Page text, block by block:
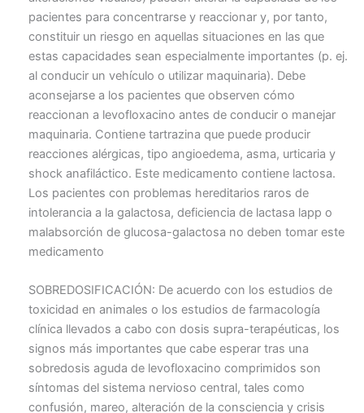
pacientes para concentrarse y reaccionar y, por tanto,
constituir un riesgo en aquellas situaciones en las que
estas capacidades sean especialmente importantes (p. ej.
al conducir un vehículo o utilizar maquinaria). Debe
aconsejarse a los pacientes que observen cómo
reaccionan a levofloxacino antes de conducir o manejar
maquinaria. Contiene tartrazina que puede producir
reacciones alérgicas, tipo angioedema, asma, urticaria y
shock anafiláctico. Este medicamento contiene lactosa.
Los pacientes con problemas hereditarios raros de
intolerancia a la galactosa, deficiencia de lactasa lapp o
malabsorción de glucosa-galactosa no deben tomar este
medicamento
SOBREDOSIFICACIÓN: De acuerdo con los estudios de
toxicidad en animales o los estudios de farmacología
clínica llevados a cabo con dosis supra-terapéuticas, los
signos más importantes que cabe esperar tras una
sobredosis aguda de levofloxacino comprimidos son
síntomas del sistema nervioso central, tales como
confusión, mareo, alteración de la consciencia y crisis